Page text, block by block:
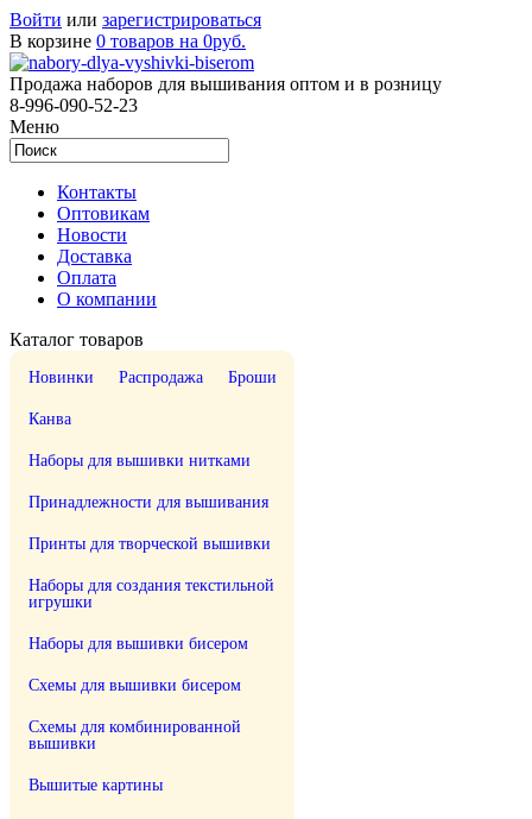
Войти или зарегистрироваться
В корзине 0 товаров на 0руб.
Продажа наборов для вышивания оптом и в розницу
8-996-090-52-23
Меню
Контакты
Оптовикам
Новости
Доставка
Оплата
О компании
Каталог товаров
Новинки Распродажа Броши
Канва
Наборы для вышивки нитками
Принадлежности для вышивания
Принты для творческой вышивки
Наборы для создания текстильной
игрушки
Наборы для вышивки бисером
Схемы для вышивки бисером
Схемы для комбинированной
вышивки
Вышитые картины